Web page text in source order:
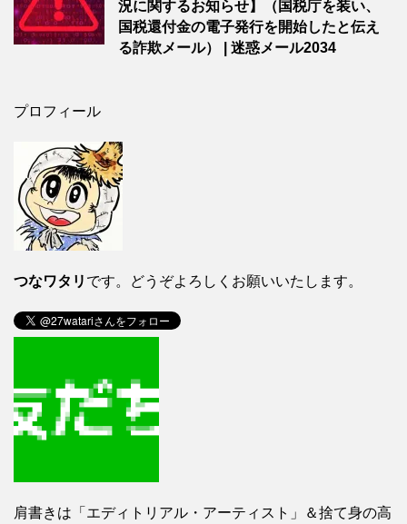
況に関するお知らせ】（国税庁を装い、
国税還付金の電子発行を開始したと伝え
る詐欺メール） | 迷惑メール2034
プロフィール
つなワタリ です。どうぞよろしくお願いいたします。
肩書きは「エディトリアル・アーティスト」＆捨て身の高